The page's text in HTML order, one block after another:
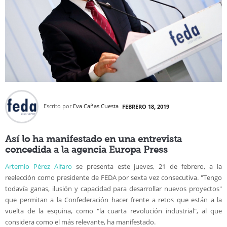
Escrito por Eva Cañas Cuesta FEBRERO 18, 2019
Así lo ha manifestado en una entrevista
concedida a la agencia Europa Press
Artemio Pérez Alfaro se presenta este jueves, 21 de febrero, a la
reelección como presidente de FEDA por sexta vez consecutiva. "Tengo
todavía ganas, ilusión y capacidad para desarrollar nuevos proyectos"
que permitan a la Confederación hacer frente a retos que están a la
vuelta de la esquina, como "la cuarta revolución industrial", al que
considera como el más relevante, ha manifestado.